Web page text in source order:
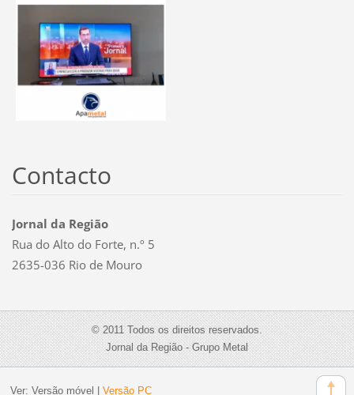
Contacto
Jornal da Região
Rua do Alto do Forte, n.º 5
2635-036 Rio de Mouro
© 2011 Todos os direitos reservados.
Jornal da Região - Grupo Metal
Ver: Versão móvel Versão PC